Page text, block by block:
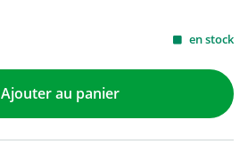
en stock
Ajouter au panier